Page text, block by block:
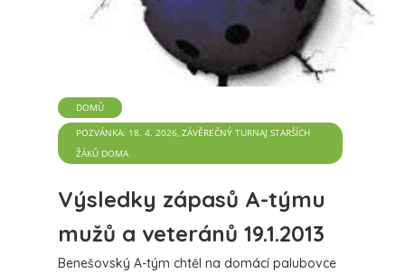
Výsledky zápasů A-týmu
mužů a veteránů 19.1.2013
Benešovský A-tým chtěl na domácí palubovce
DOMŮ
POZVÁNKA: 18. 4. 2026, ZÁVĚREČNÝ TURNAJ STARŠÍCH
ŽÁKŮ DOMA